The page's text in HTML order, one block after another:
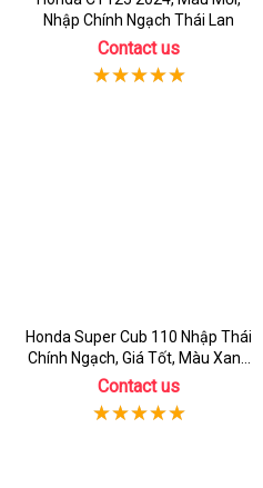
Nhập Chính Ngạch Thái Lan
Contact us
Honda Super Cub 110 Nhập Thái
Chính Ngạch, Giá Tốt, Màu Xanh
Rêu
Contact us